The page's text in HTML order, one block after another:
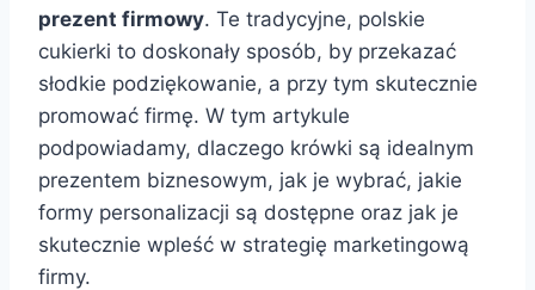
prezent firmowy. Te tradycyjne, polskie
cukierki to doskonały sposób, by przekazać
słodkie podziękowanie, a przy tym skutecznie
promować firmę. W tym artykule
podpowiadamy, dlaczego krówki są idealnym
prezentem biznesowym, jak je wybrać, jakie
formy personalizacji są dostępne oraz jak je
skutecznie wpleść w strategię marketingową
firmy.